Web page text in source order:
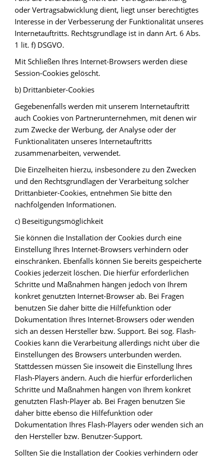
oder Vertragsabwicklung dient, liegt unser berechtigtes
Interesse in der Verbesserung der Funktionalität unseres
Internetauftritts. Rechtsgrundlage ist in dann Art. 6 Abs.
1 lit. f) DSGVO.
Mit Schließen Ihres Internet-Browsers werden diese
Session-Cookies gelöscht.
b) Drittanbieter-Cookies
Gegebenenfalls werden mit unserem Internetauftritt
auch Cookies von Partnerunternehmen, mit denen wir
zum Zwecke der Werbung, der Analyse oder der
Funktionalitäten unseres Internetauftritts
zusammenarbeiten, verwendet.
Die Einzelheiten hierzu, insbesondere zu den Zwecken
und den Rechtsgrundlagen der Verarbeitung solcher
Drittanbieter-Cookies, entnehmen Sie bitte den
nachfolgenden Informationen.
c) Beseitigungsmöglichkeit
Sie können die Installation der Cookies durch eine
Einstellung Ihres Internet-Browsers verhindern oder
einschränken. Ebenfalls können Sie bereits gespeicherte
Cookies jederzeit löschen. Die hierfür erforderlichen
Schritte und Maßnahmen hängen jedoch von Ihrem
konkret genutzten Internet-Browser ab. Bei Fragen
benutzen Sie daher bitte die Hilfefunktion oder
Dokumentation Ihres Internet-Browsers oder wenden
sich an dessen Hersteller bzw. Support. Bei sog. Flash-
Cookies kann die Verarbeitung allerdings nicht über die
Einstellungen des Browsers unterbunden werden.
Stattdessen müssen Sie insoweit die Einstellung Ihres
Flash-Players ändern. Auch die hierfür erforderlichen
Schritte und Maßnahmen hängen von Ihrem konkret
genutzten Flash-Player ab. Bei Fragen benutzen Sie
daher bitte ebenso die Hilfefunktion oder
Dokumentation Ihres Flash-Players oder wenden sich an
den Hersteller bzw. Benutzer-Support.
Sollten Sie die Installation der Cookies verhindern oder